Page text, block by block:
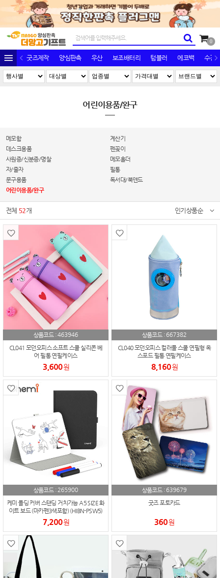
0
굿즈제작 양심판촉 우산 보조배터리 텀블러 에코백 수건/
어린이용품/완구
메모함
계산기
데스크용품
펜꽂이
사원증/신분증/명찰
메모홀더
자/줄자
필통
문구용품
독서대/북앤드
어린이용품/완구
전체 52개 인기상품순
상품코드 :463946
CL041 모던오피스 소프트 스쿨 실리콘 베
어 필통 연필케이스
3,600원
상품코드 : 667382
CL040 모던오피스 컬러풀 스쿨 연필형 옥
스포드 필통 연필케이스
8,160원
상품코드 :265900
케미 폴딩 커버 스탠딩 거치가능 A5 SIZE 화
이트 보드 (마카펜3색포함) (HIBN-PSW5)
7,200원
상품코드 : 639679
굿즈 포토카드
360원